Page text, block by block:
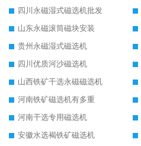
四川永磁湿式磁选机批发
山东永磁滚筒磁块安装
贵州永磁湿式磁选机
四川优质河沙磁选机
山西铁矿干选永磁磁选机
河南铁矿磁选机有多重
河南干选专用磁选机
安徽水选褐铁矿磁选机